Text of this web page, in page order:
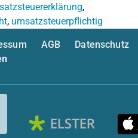
,
, umsatzsteuerpflichtig
AGB Datenschutz